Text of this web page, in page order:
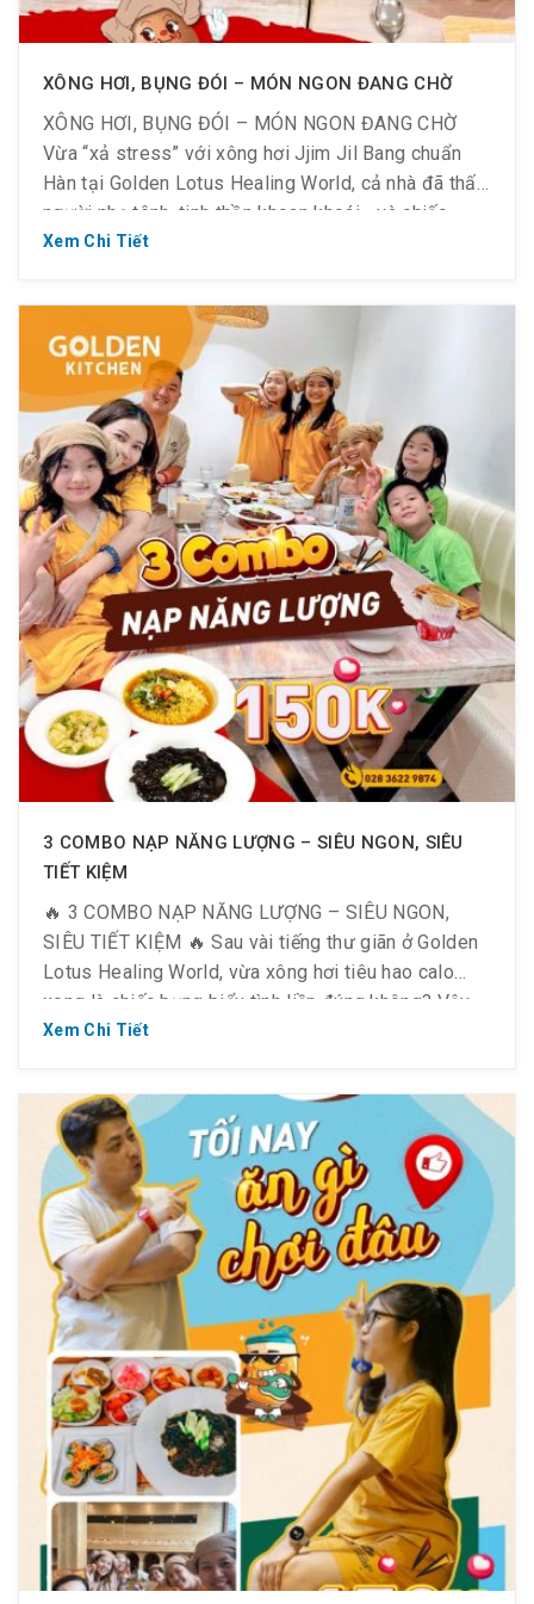
XÔNG HƠI, BỤNG ĐÓI – MÓN NGON ĐANG CHỜ
XÔNG HƠI, BỤNG ĐÓI – MÓN NGON ĐANG CHỜ
Vừa “xả stress” với xông hơi Jjim Jil Bang chuẩn
Hàn tại Golden Lotus Healing World, cả nhà đã thấy
người nhẹ tênh, tinh thần khoan khoái… và chiếc
bụng thì bắt đầu “sôi ùng ục” muốn ăn. Thật tiện lợi,
Xem Chi Tiết
3 COMBO NẠP NĂNG LƯỢNG – SIÊU NGON, SIÊU
TIẾT KIỆM
🔥 3 COMBO NẠP NĂNG LƯỢNG – SIÊU NGON,
SIÊU TIẾT KIỆM 🔥 Sau vài tiếng thư giãn ở Golden
Lotus Healing World, vừa xông hơi tiêu hao calo
xong là chiếc bụng biểu tình liền đúng không? Vậy
thì đây, Golden Kitchen – nhà hàng nằm ngay trong
Xem Chi Tiết